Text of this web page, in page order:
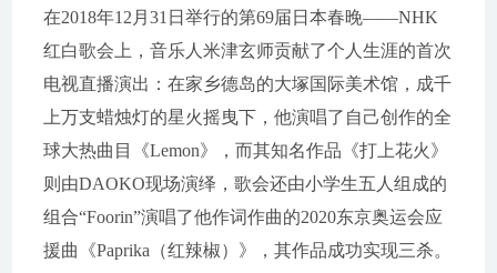
在2018年12月31日举行的第69届日本春晚——NHK
红白歌会上，音乐人米津玄师贡献了个人生涯的首次
电视直播演出：在家乡德岛的大塚国际美术馆，成千
上万支蜡烛灯的星火摇曳下，他演唱了自己创作的全
球大热曲目《Lemon》，而其知名作品《打上花火》
则由DAOKO现场演绎，歌会还由小学生五人组成的
组合“Foorin”演唱了他作词作曲的2020东京奥运会应
援曲《Paprika（红辣椒）》，其作品成功实现三杀。